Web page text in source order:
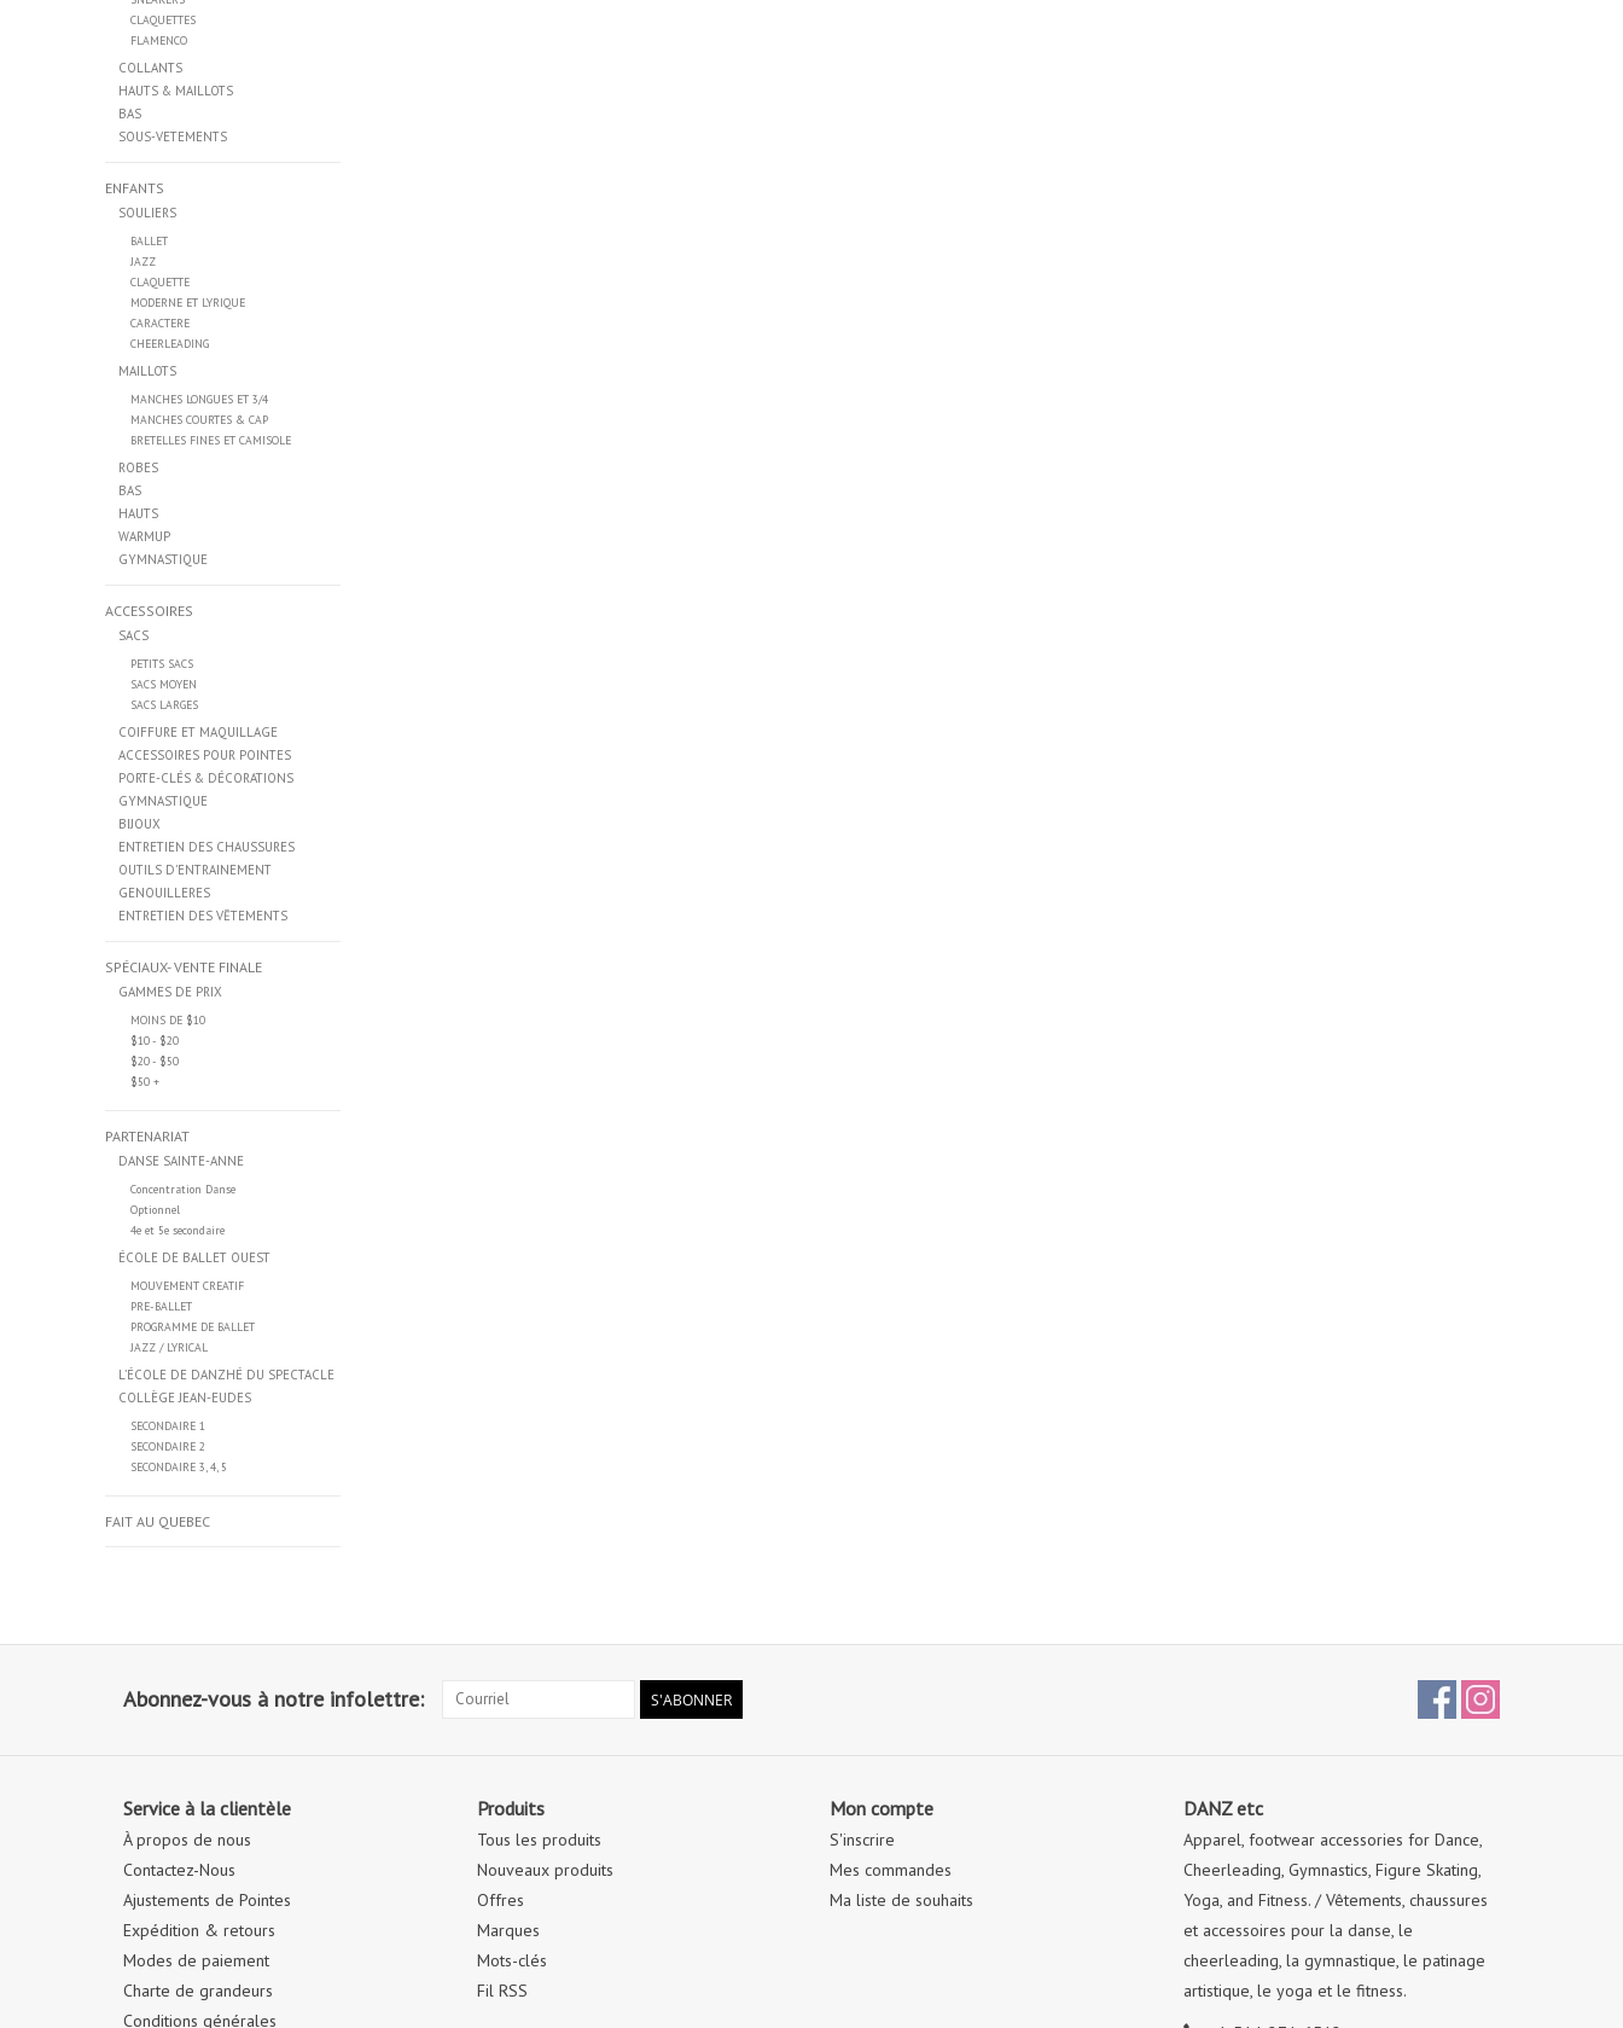
CLAQUETTES
FLAMENCO
COLLANTS
HAUTS & MAILLOTS
BAS
SOUS-VETEMENTS
ENFANTS
SOULIERS
BALLET
JAZZ
CLAQUETTE
MODERNE ET LYRIQUE
CARACTERE
CHEERLEADING
MAILLOTS
MANCHES LONGUES ET 3/4
MANCHES COURTES & CAP
BRETELLES FINES ET CAMISOLE
ROBES
BAS
HAUTS
WARMUP
GYMNASTIQUE
ACCESSOIRES
SACS
PETITS SACS
SACS MOYEN
SACS LARGES
COIFFURE ET MAQUILLAGE
ACCESSOIRES POUR POINTES
PORTE-CLÉS & DÉCORATIONS
GYMNASTIQUE
BIJOUX
ENTRETIEN DES CHAUSSURES
OUTILS D'ENTRAINEMENT
GENOUILLERES
ENTRETIEN DES VĒTEMENTS
SPÉCIAUX- VENTE FINALE
GAMMES DE PRIX
MOINS DE $10
$10 - $20
$20 - $50
$50 +
PARTENARIAT
DANSE SAINTE-ANNE
Concentration Danse
Optionnel
4e et 5e secondaire
ÉCOLE DE BALLET OUEST
MOUVEMENT CREATIF
PRE-BALLET
PROGRAMME DE BALLET
JAZZ / LYRICAL
L’ÉCOLE DE DANZHÉ DU SPECTACLE
COLLÈGE JEAN-EUDES
SECONDAIRE 1
SECONDAIRE 2
SECONDAIRE 3, 4, 5
FAIT AU QUEBEC
Abonnez-vous à notre infolettre: S'ABONNER
Service à la clientèle
À propos de nous
Contactez-Nous
Ajustements de Pointes
Expédition & retours
Modes de paiement
Charte de grandeurs
Conditions générales
Produits
Tous les produits
Nouveaux produits
Offres
Marques
Mots-clés
Fil RSS
Mon compte
S'inscrire
Mes commandes
Ma liste de souhaits
DANZ etc
Apparel, footwear accessories for Dance,
Cheerleading, Gymnastics, Figure Skating,
Yoga, and Fitness. / Vêtements, chaussures
et accessoires pour la danse, le
cheerleading, la gymnastique, le patinage
artistique, le yoga et le fitness.